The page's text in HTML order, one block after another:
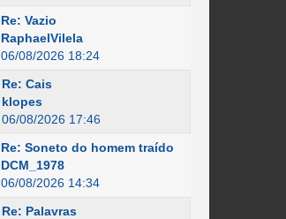
Re: Vazio
RaphaelVilela
06/08/2026 18:24
Re: Cais
klopes
06/08/2026 17:46
Re: Soneto do homem traído
DCM_1978
06/08/2026 14:34
Re: Palavras